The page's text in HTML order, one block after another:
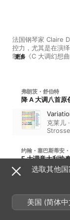
法国钢琴家 Claire
控力，尤其是在演
制的《C 大调幻想
作的德彪西《
维一应俱全，法式
的颗粒感也与小提
更多
弗朗茨・舒伯特
降 A 大调八首原
克莱儿
约翰・塞巴斯蒂安
F 大调意大利协
II.
弗朗茨・舒伯特
选取其他
美国 (简体中